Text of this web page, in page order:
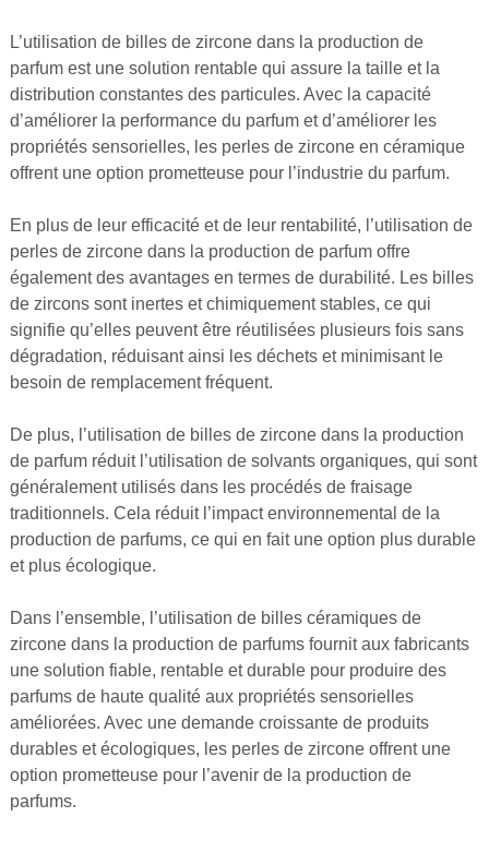
L’utilisation de billes de zircone dans la production de
parfum est une solution rentable qui assure la taille et la
distribution constantes des particules. Avec la capacité
d’améliorer la performance du parfum et d’améliorer les
propriétés sensorielles, les perles de zircone en céramique
offrent une option prometteuse pour l’industrie du parfum.
En plus de leur efficacité et de leur rentabilité, l’utilisation de
perles de zircone dans la production de parfum offre
également des avantages en termes de durabilité. Les billes
de zircons sont inertes et chimiquement stables, ce qui
signifie qu’elles peuvent être réutilisées plusieurs fois sans
dégradation, réduisant ainsi les déchets et minimisant le
besoin de remplacement fréquent.
De plus, l’utilisation de billes de zircone dans la production
de parfum réduit l’utilisation de solvants organiques, qui sont
généralement utilisés dans les procédés de fraisage
traditionnels. Cela réduit l’impact environnemental de la
production de parfums, ce qui en fait une option plus durable
et plus écologique.
Dans l’ensemble, l’utilisation de billes céramiques de
zircone dans la production de parfums fournit aux fabricants
une solution fiable, rentable et durable pour produire des
parfums de haute qualité aux propriétés sensorielles
améliorées. Avec une demande croissante de produits
durables et écologiques, les perles de zircone offrent une
option prometteuse pour l’avenir de la production de
parfums.